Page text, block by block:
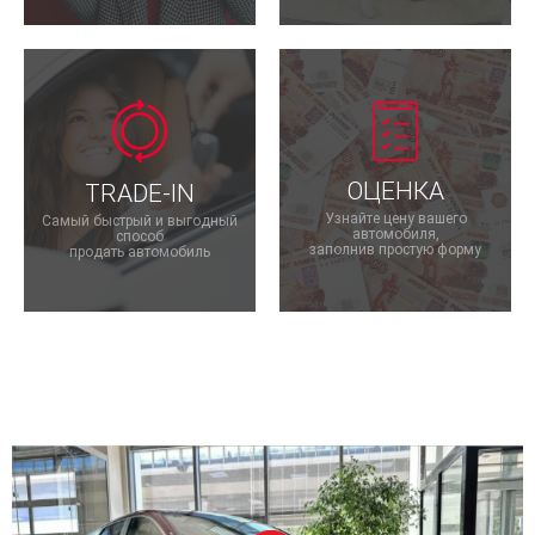
TRADE-IN
Самый быстрый и выгодный
способ
продать автомобиль
ОЦЕНКА
Узнайте цену вашего
автомобиля,
заполнив простую форму